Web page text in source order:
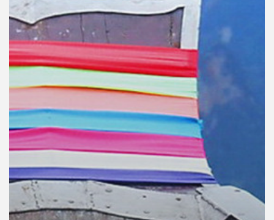
เพลง
บทความ
ข่าว
และ
กิจกรรม
เกี่ยว
กับ
เรา